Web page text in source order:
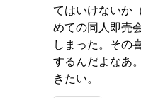
てはいけないか
めての同人即売
しまった。その
するんだよなあ
きたい。